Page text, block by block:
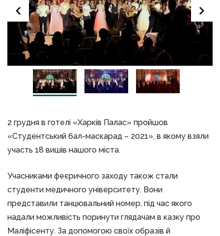
2 грудня в готелі «Харків Палас» пройшов
«Студентський бал-маскарад – 2021», в якому взяли
участь 18 вишів нашого міста.
Учасниками феєричного заходу також стали
студенти медичного університету. Вони
представили танцювальний номер, під час якого
надали можливість поринути глядачам в казку про
Маліфісенту. За допомогою своїх образів й